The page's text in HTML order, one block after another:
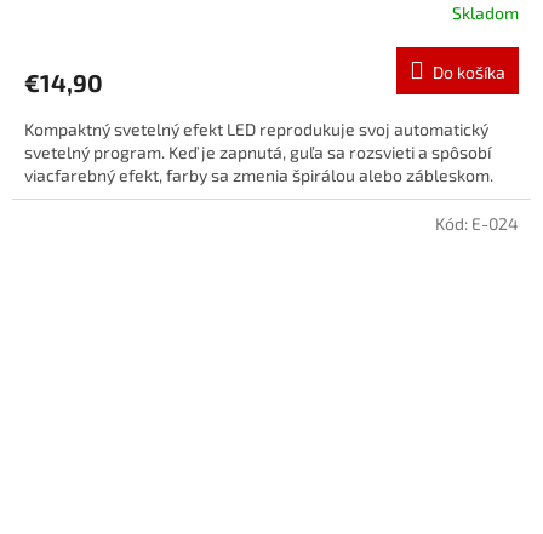
Skladom
€14,90 Do košíka
Kompaktný svetelný efekt LED reprodukuje svoj automatický
svetelný program. Keď je zapnutá, guľa sa rozsvieti a spôsobí
viacfarebný efekt, farby sa zmenia špirálou alebo zábleskom.
Kód: E-024